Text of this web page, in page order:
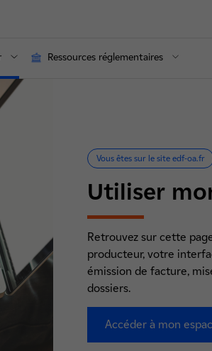
Ressources réglementaires
Vous êtes sur le site edf-oa.fr
Utiliser
Retrouvez sur cette
producteur, votre
émission de facture,
dossiers.
Accéder à mon